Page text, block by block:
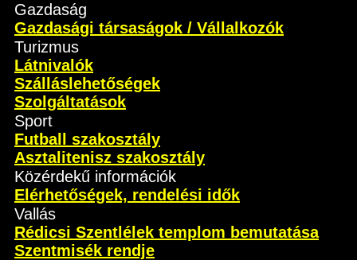
Gazdaság
Gazdasági társaságok / Vállalkozók
Turizmus
Látnivalók
Szálláslehetőségek
Szolgáltatások
Sport
Futball szakosztály
Asztalitenisz szakosztály
Közérdekű információk
Elérhetőségek, rendelési idők
Vallás
Rédicsi Szentlélek templom bemutatása
Szentmisék rendje